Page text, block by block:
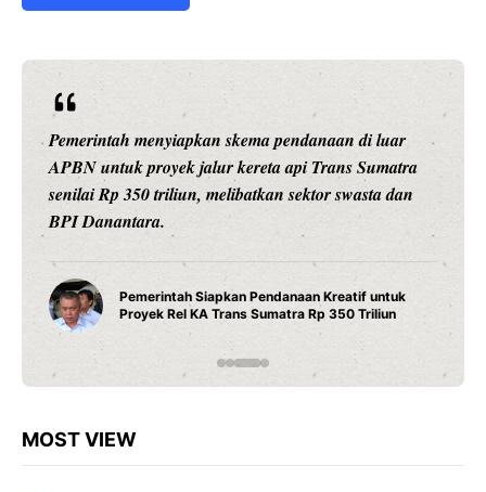
Ariston Indonesia meluncurkan Andris 3, water heater
pintar dengan konektivitas Wi-Fi, pengaturan suhu
presisi 1 derajat Celsius, dan teknologi titanium untuk
daya tahan maksimal.
Water Heater Pintar Andris 3 Ariston Hadirkan
Fitur Wi-Fi dan Efisiensi Energi untuk Hunian
Modern
MOST VIEW